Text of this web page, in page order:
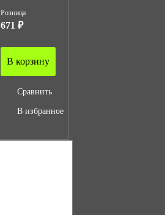
Розница
671 ₽
В корзину
Сравнить
В избранное